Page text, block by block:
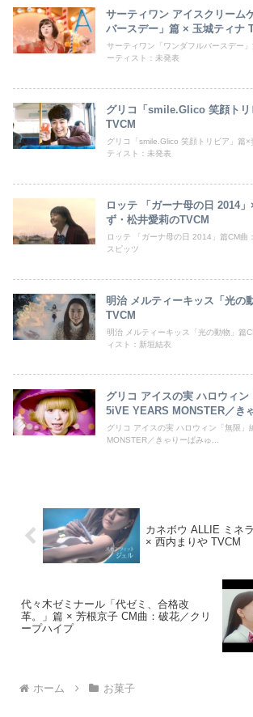
サーティワン アイスクリーム
バースデー」篇 × 玉城ティナ
サーティワン「ワンダフルバースデー
ーティスト：未発表
グリコ「smile.Glico 笑顔ト
TVCM
グリコ「smile.Glico 笑顔トリビア」篇
ティスト：未発表
ロッテ 「ガーナ母の日 2014
ず・松井愛莉のTVCM
ロッテ 「ガーナ母の日 2014」篇CM曲
スピッツ
明治 メルティーキッス「光の
TVCM
明治 メルティーキッス「光の動物」篇
ィスト：新垣結衣
グリコ アイスの実 ハロウィン
5iVE YEARS MONSTER／き
グリコ アイスの実 ハロウィン「無限」
MONSTER／きゃりーぱみゅ...
カネボウ ALLIE ミネ
× 西内まりや TVCM
代々木ゼミナール「代ゼミ、合格改
革。」篇 × 芳根京子 CM曲：破花／クリ
ープハイプ
ホーム お菓子